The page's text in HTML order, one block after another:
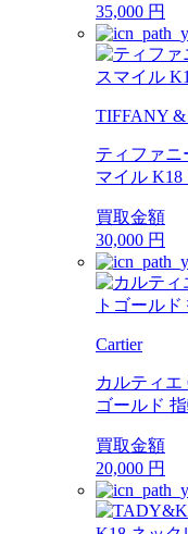
35,000 円
TIFFANY &
ティファニ
マイル K18
買取金額
30,000 円
Cartier
カルティエ
ゴールド
買取金額
20,000 円